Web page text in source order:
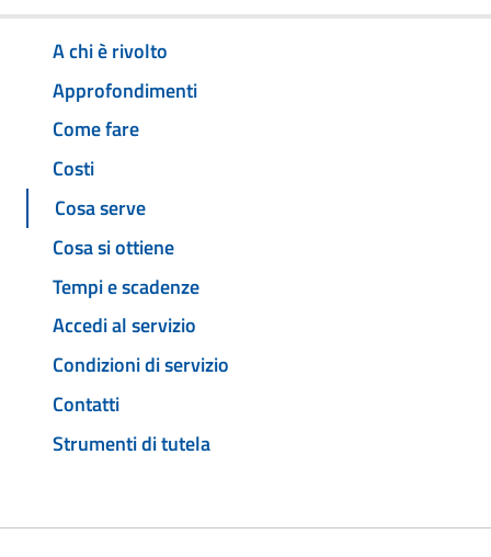
A chi è rivolto
Approfondimenti
Come fare
Costi
Cosa serve
Cosa si ottiene
Tempi e scadenze
Accedi al servizio
Condizioni di servizio
Contatti
Strumenti di tutela